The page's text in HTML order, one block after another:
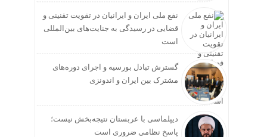
نفع ملی ایران و ایرانیان در تقویت تقنینی و
قضایی در رسیدگی به جنایت‌های بین‌المللی
است
گسترش تبادل بورسیه و اجرای دوره‌های
مشترک بین ایران و اندونزی
دیپلماسی با عربستان نتیجه‌بخش نیست؛
پاسخ نظامی ضروری است